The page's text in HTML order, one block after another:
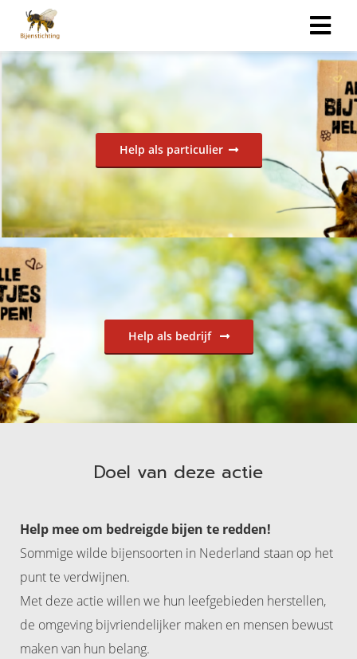
Help als particulier
Help als bedrijf
Doel van deze actie
Help mee om bedreigde bijen te redden!
Sommige wilde bijensoorten in Nederland staan op het
punt te verdwijnen.
Met deze actie willen we hun leefgebieden herstellen,
de omgeving bijvriendelijker maken en mensen bewust
maken van hun belang.